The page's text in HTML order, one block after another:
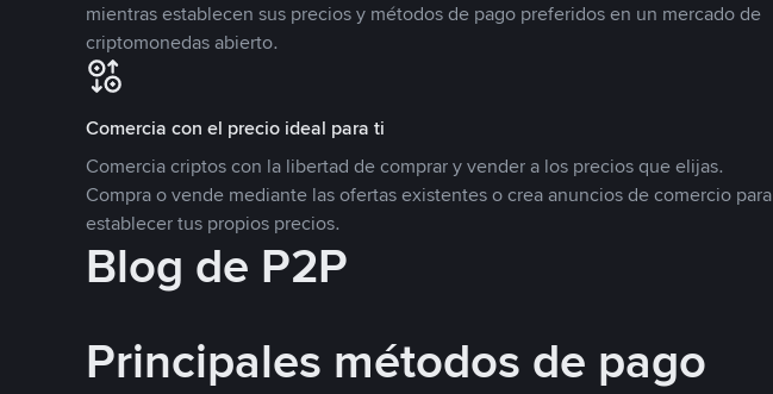
mientras establecen sus precios y métodos de pago preferidos en un mercado de
criptomonedas abierto.
Comercia con el precio ideal para ti
Comercia criptos con la libertad de comprar y vender a los precios que elijas.
Compra o vende mediante las ofertas existentes o crea anuncios de comercio para
establecer tus propios precios.
Blog de P2P
Principales métodos de pago